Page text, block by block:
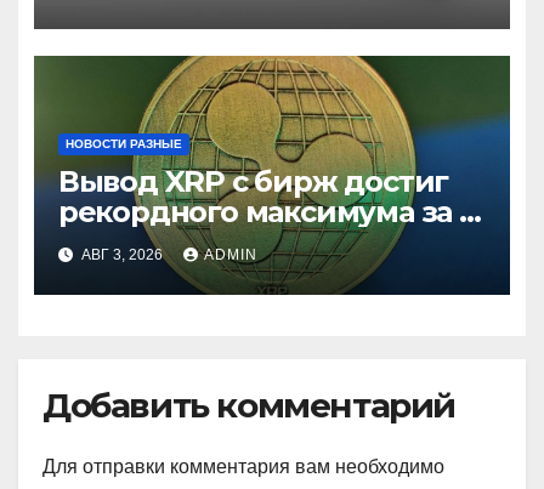
НОВОСТИ РАЗНЫЕ
Вывод XRP с бирж достиг
рекордного максимума за 5
летАВГ 3, 2026 ADMIN
Добавить комментарий
Для отправки комментария вам необходимо